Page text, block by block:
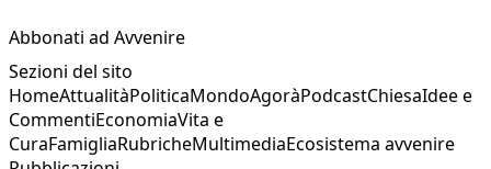
Abbonati ad Avvenire
Sezioni del sito
HomeAttualitàPoliticaMondoAgoràPodcastChiesaIdee e
CommentiEconomiaVita e
CuraFamigliaRubricheMultimediaEcosistema avvenire